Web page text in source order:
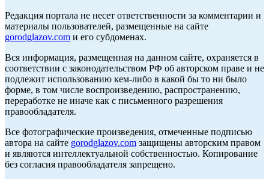
Редакция портала не несет ответственности за комментарии и
материалы пользователей, размещенные на сайте
gorodglazov.com и его субдоменах.
Вся информация, размещенная на данном сайте, охраняется в
соответствии с законодательством РФ об авторском праве и не
подлежит использованию кем-либо в какой бы то ни было
форме, в том числе воспроизведению, распространению,
переработке не иначе как с письменного разрешения
правообладателя.
Все фотографические произведения, отмеченные подписью
автора на сайте gorodglazov.com защищены авторским правом
и являются интеллектуальной собственностью. Копирование
без согласия правообладателя запрещено.